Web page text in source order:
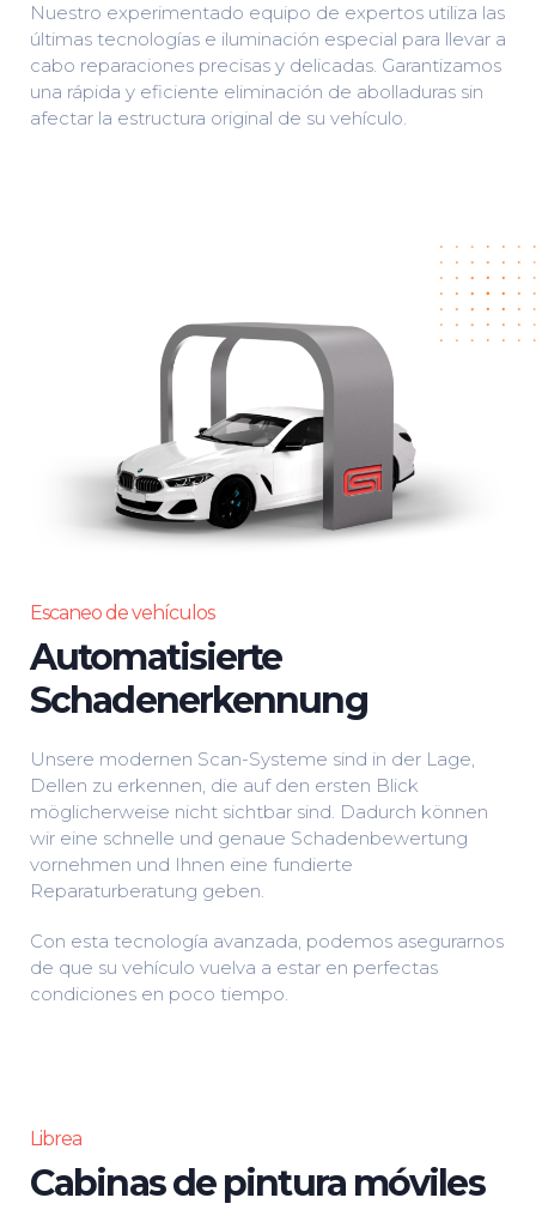
Nuestro experimentado equipo de expertos utiliza las
últimas tecnologías e iluminación especial para llevar a
cabo reparaciones precisas y delicadas. Garantizamos
una rápida y eficiente eliminación de abolladuras sin
afectar la estructura original de su vehículo.
Escaneo de vehículos
Automatisierte
Schadenerkennung
Unsere modernen Scan-Systeme sind in der Lage,
Dellen zu erkennen, die auf den ersten Blick
möglicherweise nicht sichtbar sind. Dadurch können
wir eine schnelle und genaue Schadenbewertung
vornehmen und Ihnen eine fundierte
Reparaturberatung geben.
Con esta tecnología avanzada, podemos asegurarnos
de que su vehículo vuelva a estar en perfectas
condiciones en poco tiempo.
Librea
Cabinas de pintura móviles